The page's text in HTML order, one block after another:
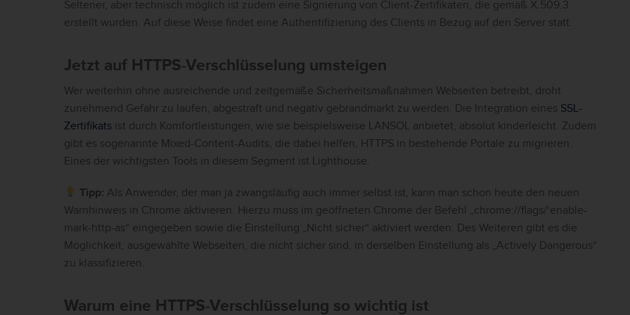
Seltener, aber technisch möglich ist zudem eine Signierung von Client-Zertifikaten, die gemäß X.509.3
erstellt wurden. Auf diese Weise findet eine Authentifizierung des Clients in Bezug auf den Server statt.
Jetzt auf HTTPS-Verschlüsselung umsteigen
Wer weiterhin ohne ausreichende und zeitgemäße Sicherheitsmaßnahmen Webseiten betreibt, droht
zunehmend Gefahr zu laufen, abgestraft und negativ gebrandmarkt zu werden. Die Integration eines SSL-
Zertifikats ist durch Komfortleistungen, wie sie beispielsweise LANSOL anbietet, absolut kinderleicht. Zudem
gibt es sogenannte Mixed-Content-Audits, die dabei helfen, HTTPS in bestehende Portale zu migrieren.
Eines der wichtigsten Tools in diesem Segment ist Lighthouse.
Tipp: Als Anwender, der man ja zwangsläufig auch immer selbst ist, kann man schon heute den neuen
Warnhinweis in Chrome aktivieren. Hierzu muss im geöffneten Chrome der Befehl „chrome://flags/‘enable-
mark-http-as“ eingegeben sowie die Einstellung „Nicht sicher“ aktiviert werden. Des Weiteren gibt es die
Möglichkeit, ausgewählte Webseiten, die nicht sicher sind, in derselben Einstellung als „Actively Dangerous“
zu klassifizieren.
Warum eine HTTPS-Verschlüsselung so wichtig ist